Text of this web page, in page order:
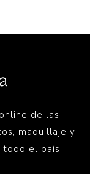
de las
maquillaje y
todo el país